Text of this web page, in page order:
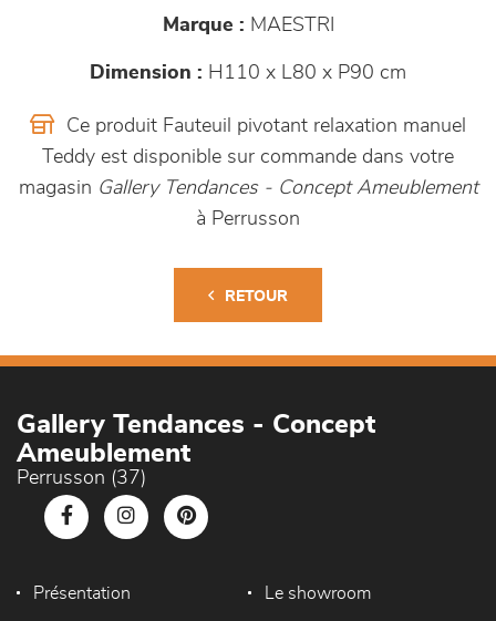
Marque : MAESTRI
Dimension : H110 x L80 x P90 cm
Ce produit Fauteuil pivotant relaxation manuel
Teddy est disponible sur commande dans votre
magasin Gallery Tendances - Concept Ameublement
à Perrusson
RETOUR
Gallery Tendances - Concept
Ameublement
Perrusson (37)
Présentation Le showroom